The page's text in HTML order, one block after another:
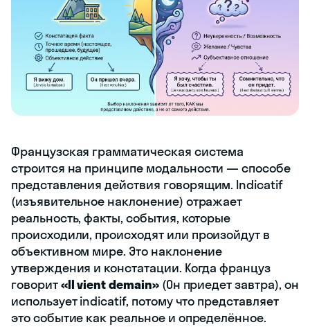
Французская грамматическая система
строится на принципе модальности — способе
представления действия говорящим. Indicatif
(изъявительное наклонение) отражает
реальность, факты, события, которые
происходили, происходят или произойдут в
объективном мире. Это наклонение
утверждения и констатации. Когда француз
говорит«Il vient demain»(Он приедет завтра), он
использует indicatif, потому что представляет
это событие как реальное и определённое.